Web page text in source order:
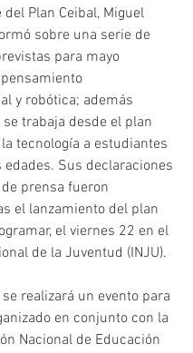
Plan Ceibal, Miguel
sobre una serie de
para mayo
y robótica; además
trabaja desde el plan
tecnología a estudiantes
Sus declaraciones
prensa fueron
el lanzamiento del plan
el viernes 22 en el
de la Juventud (INJU).
realizará un evento para
en conjunto con la
Nacional de Educación